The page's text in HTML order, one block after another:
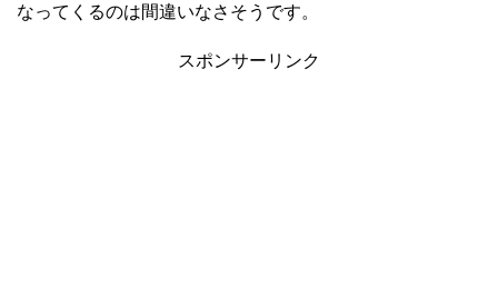
なってくるのは間違いなさそうです。
スポンサーリンク